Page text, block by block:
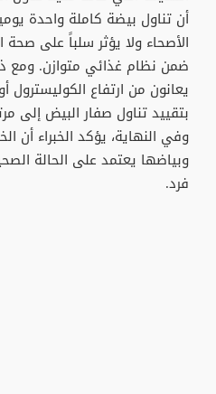
أن تناول بيضة كاملة واحدة
الأصحاء ولا يؤثر سلباً على
ضمن نظام غذائي متوازن. ومع
يعانون من ارتفاع
بتقييد تناول صفار البيض إلى
وفي النهاية، يؤكد الخبراء أن
وبياضها يعتمد على الحالة
فرد.